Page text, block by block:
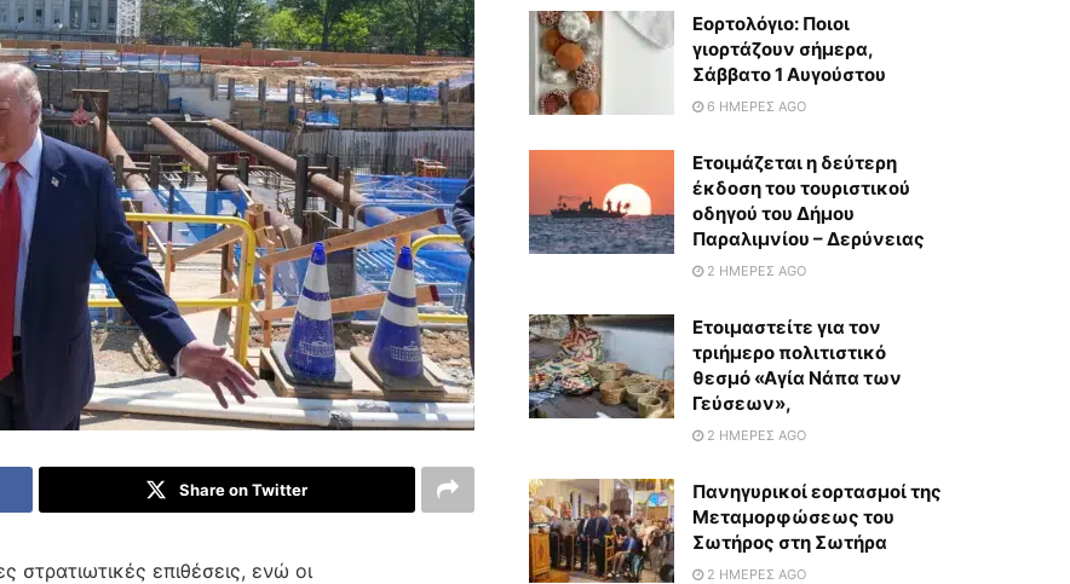
Share on Twitter
στρατιωτικές επιθέσεις, ενώ οι
Εορτολόγιο: Ποιοι
γιορτάζουν σήμερα,
Σάββατο 1 Αυγούστου
6 ΗΜΈΡΕΣ AGO
Ετοιμάζεται η δεύτερη
έκδοση του τουριστικού
οδηγού του Δήμου
Παραλιμνίου – Δερύνειας
2 ΗΜΈΡΕΣ AGO
Eτοιμαστείτε για τον
τριήμερο πολιτιστικό
θεσμό «Αγία Νάπα των
Γεύσεων»,
2 ΗΜΈΡΕΣ AGO
Πανηγυρικοί εορτασμοί της
Μεταμορφώσεως του
Σωτήρος στη Σωτήρα
2 ΗΜΈΡΕΣ AGO